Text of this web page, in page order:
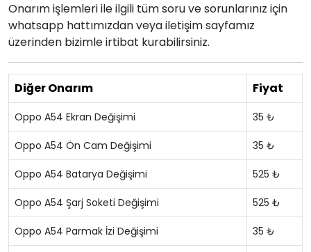
Onarım işlemleri ile ilgili tüm soru ve sorunlarınız için
whatsapp hattımızdan veya iletişim sayfamız
üzerinden bizimle irtibat kurabilirsiniz.
Diğer Onarım Fiyat
Oppo A54 Ekran Değişimi 35 ₺
Oppo A54 Ön Cam Değişimi 35 ₺
Oppo A54 Batarya Değişimi 525 ₺
Oppo A54 Şarj Soketi Değişimi 525 ₺
Oppo A54 Parmak İzi Değişimi 35 ₺